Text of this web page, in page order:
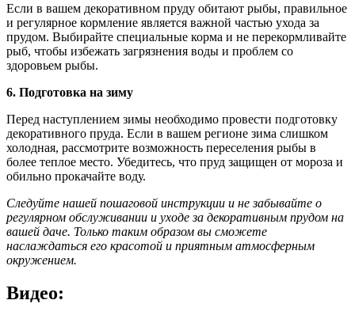
Если в вашем декоративном пруду обитают рыбы, правильное
и регулярное кормление является важной частью ухода за
прудом. Выбирайте специальные корма и не перекормливайте
рыб, чтобы избежать загрязнения воды и проблем со
здоровьем рыбы.
6. Подготовка на зиму
Перед наступлением зимы необходимо провести подготовку
декоративного пруда. Если в вашем регионе зима слишком
холодная, рассмотрите возможность переселения рыбы в
более теплое место. Убедитесь, что пруд защищен от мороза и
обильно прокачайте воду.
Следуйте нашей пошаговой инструкции и не забывайте о
регулярном обслуживании и уходе за декоративным прудом на
вашей даче. Только таким образом вы сможете
наслаждаться его красотой и приятным атмосферным
окружением.
Видео: